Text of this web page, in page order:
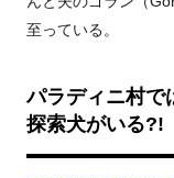
至っている。
パラディニ村で
探索犬がいる?!